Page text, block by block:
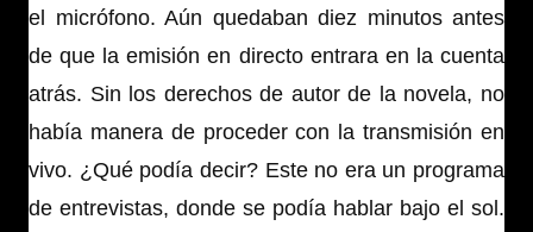
el micrófono. Aún quedaban diez minutos antes
de que la emisión en directo entrara en la cuenta
atrás. Sin los derechos de autor de la novela, no
había manera de proceder con la transmisión en
vivo. ¿Qué podía decir? Este no era un programa
de entrevistas, donde se podía hablar bajo el sol.